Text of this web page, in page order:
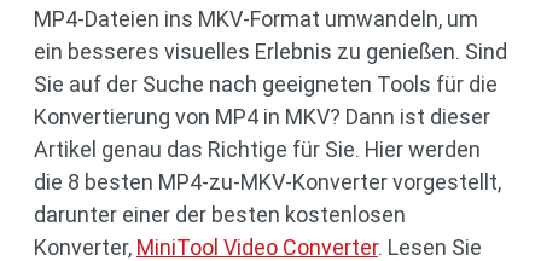
MP4-Dateien ins MKV-Format umwandeln, um
ein besseres visuelles Erlebnis zu genießen. Sind
Sie auf der Suche nach geeigneten Tools für die
Konvertierung von MP4 in MKV? Dann ist dieser
Artikel genau das Richtige für Sie. Hier werden
die 8 besten MP4-zu-MKV-Konverter vorgestellt,
darunter einer der besten kostenlosen
Konverter, MiniTool Video Converter. Lesen Sie